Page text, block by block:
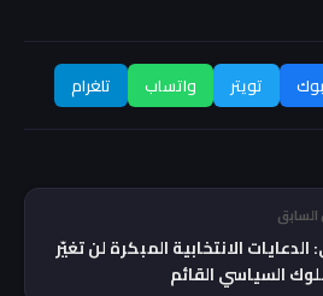
تويتر واتساب تلغرام
السابق
الدعايات الانتخابية المبكرة لن تغيّر
السياسي القائم